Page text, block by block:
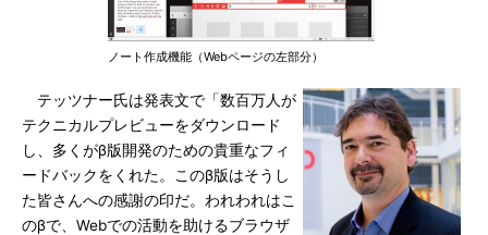
ノート作成機能（Webページの左部分）
テッツナー氏は発表文で「数百万人が
テクニカルプレビューをダウンロード
し、多くがβ版開発のための貴重なフィ
ードバックをくれた。このβ版はそうし
た皆さんへの感謝の印だ。われわれはこ
のβで、Webでの活動を助けるブラウザ